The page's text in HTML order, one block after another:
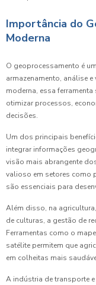
Importância do
Moderna
O geoprocessamento é
armazenamento, análise
moderna, essa
otimizar processos,
decisões.
Um dos principais
integrar informações
visão mais abrangente
valioso em setores como
são essenciais para
Além disso, na
de culturas, a gestão de
Ferramentas como o
satélite permitem que
em colheitas mais
A indústria de transporte